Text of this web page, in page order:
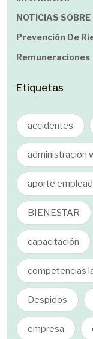
NOTICIAS
Prevención De
Remuneraciones
Etiquetas
accidentes
administracion
aporte
BIENESTAR
capacitación
competencias
Despidos
empresa